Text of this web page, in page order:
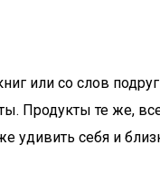
или со слов
Продукты те же,
себя и